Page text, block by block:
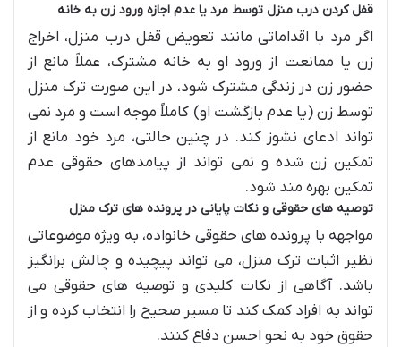
قفل کردن درب منزل توسط مرد یا عدم اجازه ورود زن به خانه
اگر مرد با اقداماتی مانند تعویض قفل درب منزل، اخراج
زن یا ممانعت از ورود او به خانه مشترک، عملاً مانع از
حضور زن در زندگی مشترک شود، در این صورت ترک منزل
توسط زن (یا عدم بازگشت او) کاملاً موجه است و مرد نمی
تواند ادعای نشوز کند. در چنین حالتی، مرد خود مانع از
تمکین زن شده و نمی تواند از پیامدهای حقوقی عدم
تمکین بهره مند شود.
توصیه های حقوقی و نکات پایانی در پرونده های ترک منزل
مواجهه با پرونده های حقوقی خانواده، به ویژه موضوعاتی
نظیر اثبات ترک منزل، می تواند پیچیده و چالش برانگیز
باشد. آگاهی از نکات کلیدی و توصیه های حقوقی می
تواند به افراد کمک کند تا مسیر صحیح را انتخاب کرده و از
حقوق خود به نحو احسن دفاع کنند.